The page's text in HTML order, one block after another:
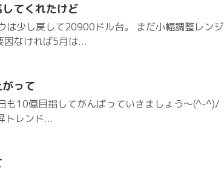
てくれたけど
は少し戻して20900ドル台。 まだ小幅調整レンジ
因なければ5月は...
って
も10億目指してがんばっていきましょう〜(^-^)/
トレンド...